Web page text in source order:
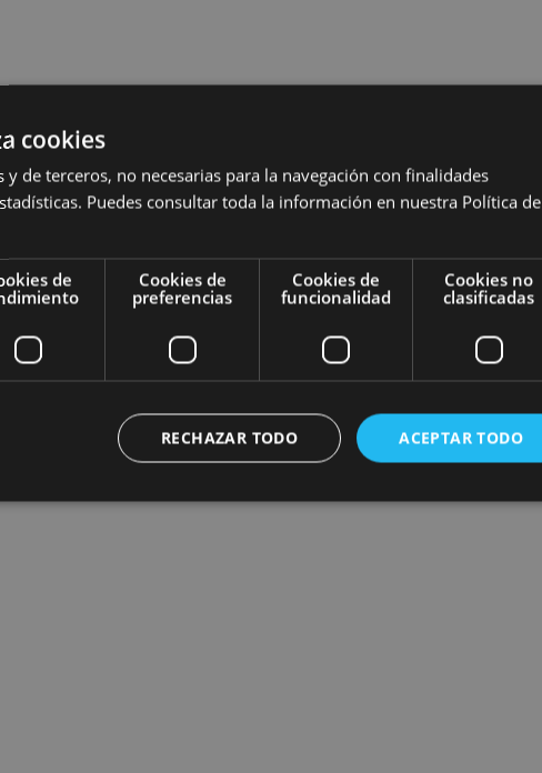
cookies
de terceros, no necesarias para la navegación con finalidades
Puedes consultar toda la información en nuestra Política de
de
Cookies de
preferencias
Cookies de
funcionalidad
Cookies no
clasificadas
ACEPTAR TODO
RECHAZAR TODO